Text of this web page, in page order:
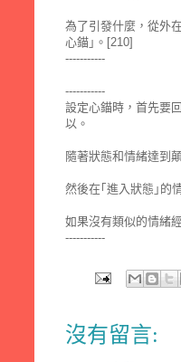
為了引發什麼，從外
心錨｣。[210]
-----------
-----------
設定心錨時，首先要
以。
隨著狀態和情緒達到
然後在｢進入狀態｣的
如果沒有類似的情緒
-----------
沒有留言: